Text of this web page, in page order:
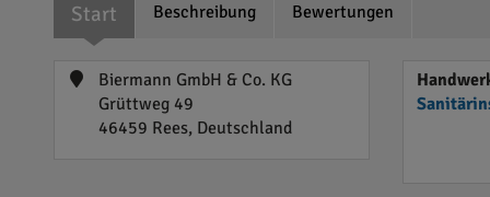
Start Beschreibung Bewertungen
Biermann GmbH & Co. KG
Grüttweg 49
46459 Rees, Deutschland